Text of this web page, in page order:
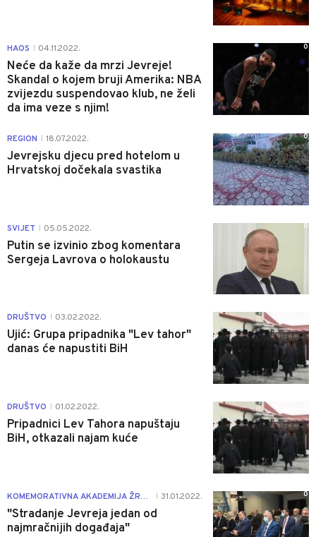
HAOS 04.11.2022.
Neće da kaže da mrzi Jevreje!
Skandal o kojem bruji Amerika: NBA
zvijezdu suspendovao klub, ne želi
da ima veze s njim!
0
REGION 18.07.2022.
Jevrejsku djecu pred hotelom u
Hrvatskoj dočekala svastika
0
SVIJET 05.05.2022.
Putin se izvinio zbog komentara
Sergeja Lavrova o holokaustu
0
DRUŠTVO 03.02.2022.
Ujić: Grupa pripadnika "Lev tahor"
danas će napustiti BiH
DRUŠTVO 01.02.2022.
Pripadnici Lev Tahora napuštaju
BiH, otkazali najam kuće
KOMEMORATIVNA AKADEMIJA ŽRTVAMA HOLOKAUSTA 31.01.2022.
"Stradanje Jevreja jedan od
najmračnijih događaja"
0